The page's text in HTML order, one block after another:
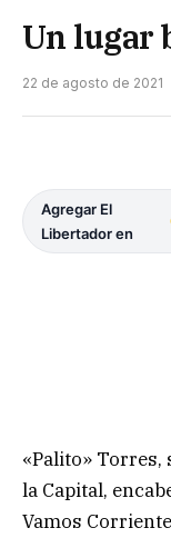
Un lugar
22 de agosto de 2021
Agregar El
Libertador en
«Palito» Torres,
la Capital,
Vamos